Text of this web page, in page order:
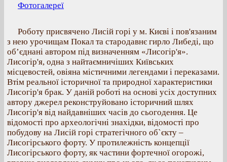
Фотогалереї
Роботу присвячено Лисій горі у м. Києві і пов'язаним
з нею урочищам Покал та стародавнє гирло Либеді, що
об’єднані автором під визначенням «Лисогір'я».
Лисогір'я, одна з найтаємничіших Київських
місцевостей, овіяна містичними легендами і переказами.
Втім реальної історичної та природної характеристики
Лисогір'я брак. У даній роботі на основі усіх доступних
автору джерел реконструйовано історичний шлях
Лисогір'я від найдавніших часів до сьогодення. Це
відомості про археологічні знахідки, відомості про
побудову на Лисій горі стратегічного об`єкту –
Лисогірського форту. У протилежність концепції
Лисогірського форту, як частини фортечної огорожі,